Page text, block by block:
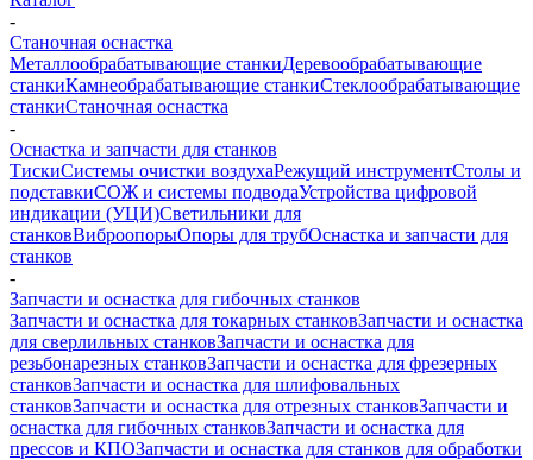
-
Станочная оснастка
Металлообрабатывающие станкиДеревообрабатывающие
станкиКамнеобрабатывающие станкиСтеклообрабатывающие
станкиСтаночная оснастка
-
Оснастка и запчасти для станков
ТискиСистемы очистки воздухаРежущий инструментСтолы и
подставкиСОЖ и системы подводаУстройства цифровой
индикации (УЦИ)Светильники для
станковВиброопорыОпоры для трубОснастка и запчасти для
станков
-
Запчасти и оснастка для гибочных станков
Запчасти и оснастка для токарных станковЗапчасти и оснастка
для сверлильных станковЗапчасти и оснастка для
резьбонарезных станковЗапчасти и оснастка для фрезерных
станковЗапчасти и оснастка для шлифовальных
станковЗапчасти и оснастка для отрезных станковЗапчасти и
оснастка для гибочных станковЗапчасти и оснастка для
прессов и КПОЗапчасти и оснастка для станков для обработки